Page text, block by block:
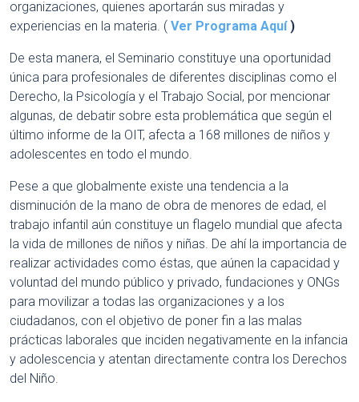
organizaciones, quienes aportarán sus miradas y
experiencias en la materia. ( Ver Programa Aquí)
De esta manera, el Seminario constituye una oportunidad
única para profesionales de diferentes disciplinas como el
Derecho, la Psicología y el Trabajo Social, por mencionar
algunas, de debatir sobre esta problemática que según el
último informe de la OIT, afecta a 168 millones de niños y
adolescentes en todo el mundo.
Pese a que globalmente existe una tendencia a la
disminución de la mano de obra de menores de edad, el
trabajo infantil aún constituye un flagelo mundial que afecta
la vida de millones de niños y niñas. De ahí la importancia de
realizar actividades como éstas, que aúnen la capacidad y
voluntad del mundo público y privado, fundaciones y ONGs
para movilizar a todas las organizaciones y a los
ciudadanos, con el objetivo de poner fin a las malas
prácticas laborales que inciden negativamente en la infancia
y adolescencia y atentan directamente contra los Derechos
del Niño.